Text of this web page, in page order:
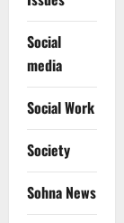
Social
media
Social Work
Society
Sohna News